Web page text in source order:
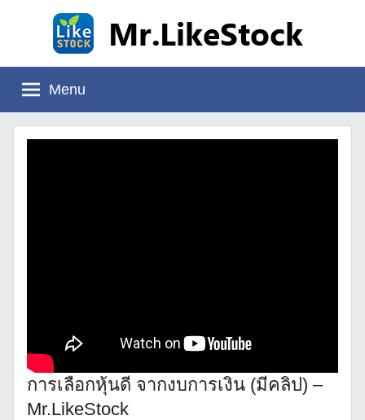
Mr.LikeStock
งบ
Menu
การเลือกหุ้นดี จากงบการเงิน (มีคลิป) –
Mr.LikeStock